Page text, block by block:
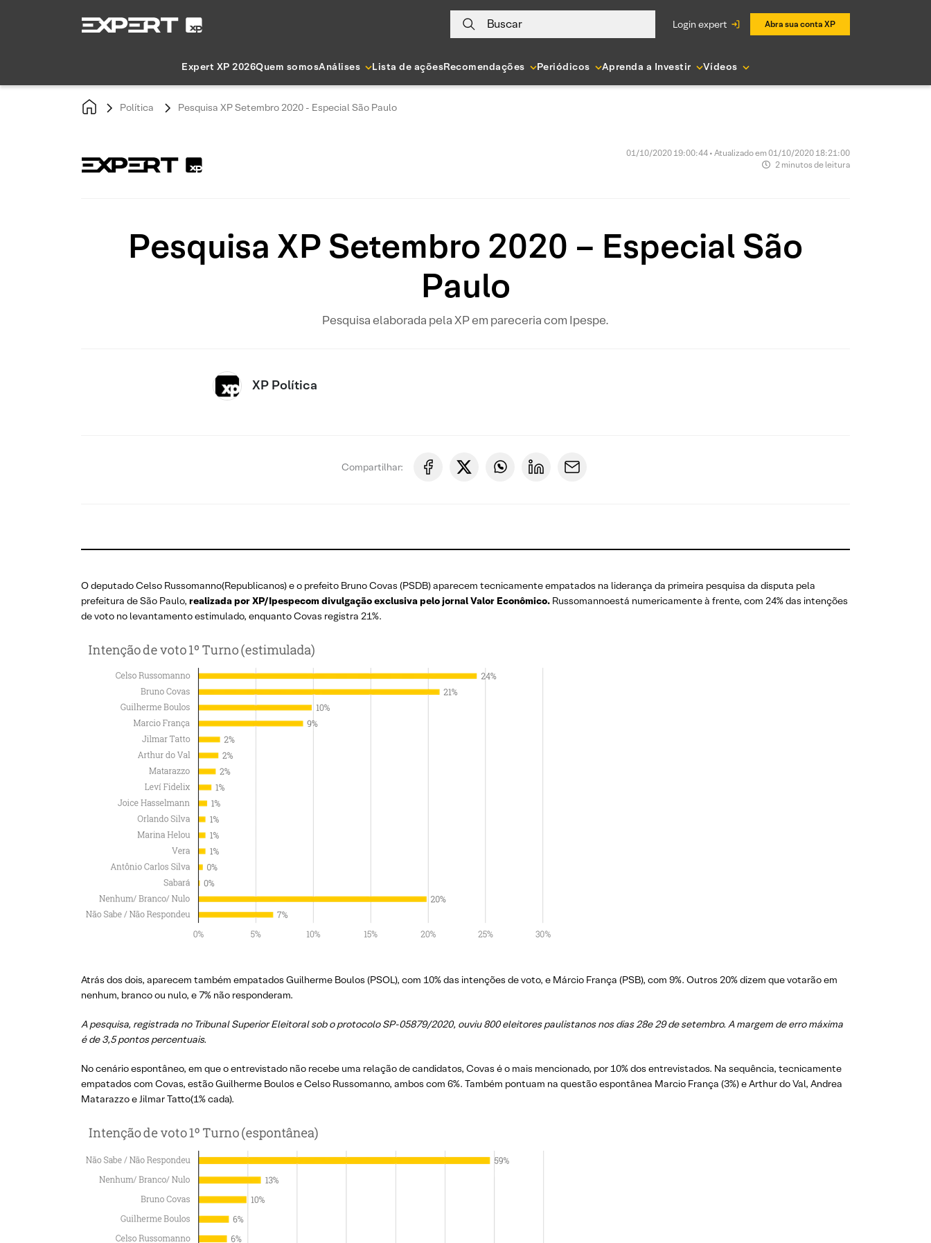
Buscar login expert Abra sua conta XP
Expert XP 2026Quem somosAnálises Lista de açõesRecomendações Periódicos Aprenda a Investir Vídeos
Política Pesquisa XP Setembro 2020 - Especial São Paulo
01/10/2020 19:00:44 • Atualizado em 01/10/2020 18:21:00
2 minutos de leitura
Pesquisa XP Setembro 2020 – Especial São
Paulo
Pesquisa elaborada pela XP em pareceria com Ipespe.
XP Política
Compartilhar:
O deputado Celso Russomanno(Republicanos) e o prefeito Bruno Covas (PSDB) aparecem tecnicamente empatados na liderança da primeira pesquisa da disputa pela
prefeitura de São Paulo, realizada por XP/Ipespecom divulgação exclusiva pelo jornal Valor Econômico. Russomannoestá numericamente à frente, com 24% das intenções
de voto no levantamento estimulado, enquanto Covas registra 21%.
Atrás dos dois, aparecem também empatados Guilherme Boulos (PSOL), com 10% das intenções de voto, e Márcio França (PSB), com 9%. Outros 20% dizem que votarão em
nenhum, branco ou nulo, e 7% não responderam.
A pesquisa, registrada no Tribunal Superior Eleitoral sob o protocolo SP-05879/2020, ouviu 800 eleitores paulistanos nos dias 28e 29 de setembro. A margem de erro máxima
é de 3,5 pontos percentuais.
No cenário espontâneo, em que o entrevistado não recebe uma relação de candidatos, Covas é o mais mencionado, por 10% dos entrevistados. Na sequência, tecnicamente
empatados com Covas, estão Guilherme Boulos e Celso Russomanno, ambos com 6%. Também pontuam na questão espontânea Marcio França (3%) e Arthur do Val, Andrea
Matarazzo e Jilmar Tatto(1% cada).